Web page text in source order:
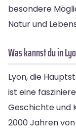
besondere
Natur und
Was kannst du in
Lyon, die
ist eine
Geschichte und
2000 Jahren